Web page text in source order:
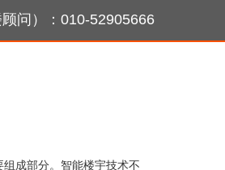
问）：010-52905666
成部分。智能楼宇技术不